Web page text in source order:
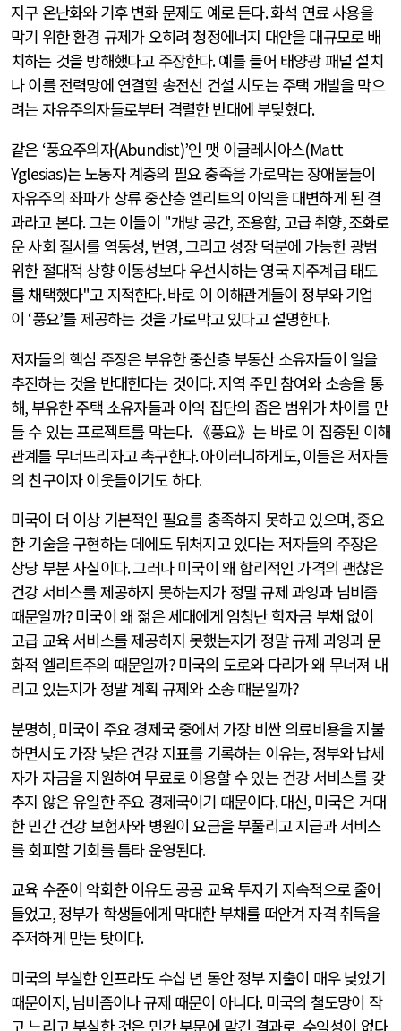
지구 온난화와 기후 변화 문제도 예로 든다.화석 연료 사용을
막기 위한 환경 규제가 오히려 청정에너지 대안을 대규모로 배
치하는 것을 방해했다고 주장한다.예를 들어 태양광 패널 설치
나 이를 전력망에 연결할 송전선 건설 시도는 주택 개발을 막으
려는 자유주의자들로부터 격렬한 반대에 부딪혔다.
같은 ‘풍요주의자(Abundist)’인 맷 이글레시아스(Matt
Yglesias)는 노동자 계층의 필요 충족을 가로막는 장애물들이
자유주의 좌파가 상류 중산층 엘리트의 이익을 대변하게 된 결
과라고 본다.그는 이들이 "개방 공간, 조용함, 고급 취향,조화로
운 사회 질서를 역동성, 번영,그리고 성장 덕분에 가능한 광범
위한 절대적 상향 이동성보다 우선시하는 영국 지주계급 태도
를 채택했다"고 지적한다.바로 이 이해관계들이 정부와 기업
이 ‘풍요’를 제공하는 것을 가로막고 있다고 설명한다.
저자들의 핵심 주장은 부유한 중산층 부동산 소유자들이 일을
추진하는 것을 반대한다는 것이다.지역 주민 참여와 소송을 통
해, 부유한 주택 소유자들과 이익 집단의 좁은 범위가 차이를 만
들 수 있는 프로젝트를 막는다. 《풍요》는 바로 이 집중된 이해
관계를 무너뜨리자고 촉구한다.아이러니하게도,이들은 저자들
의 친구이자 이웃들이기도 하다.
미국이 더 이상 기본적인 필요를 충족하지 못하고 있으며,중요
한 기술을 구현하는 데에도 뒤처지고 있다는 저자들의 주장은
상당 부분 사실이다.그러나 미국이 왜 합리적인 가격의 괜찮은
건강 서비스를 제공하지 못하는지가 정말 규제 과잉과 님비즘
때문일까?미국이 왜 젊은 세대에게 엄청난 학자금 부채 없이
고급 교육 서비스를 제공하지 못했는지가 정말 규제 과잉과 문
화적 엘리트주의 때문일까?미국의 도로와 다리가 왜 무너져 내
리고 있는지가 정말 계획 규제와 소송 때문일까?
분명히,미국이 주요 경제국 중에서 가장 비싼 의료비용을 지불
하면서도 가장 낮은 건강 지표를 기록하는 이유는, 정부와 납세
자가 자금을 지원하여 무료로 이용할 수 있는 건강 서비스를 갖
추지 않은 유일한 주요 경제국이기 때문이다.대신, 미국은 거대
한 민간 건강 보험사와 병원이 요금을 부풀리고 지급과 서비스
를 회피할 기회를 틈타 운영된다.
교육 수준이 악화한 이유도 공공 교육 투자가 지속적으로 줄어
들었고,정부가 학생들에게 막대한 부채를 떠안겨 자격 취득을
주저하게 만든 탓이다.
미국의 부실한 인프라도 수십 년 동안 정부 지출이 매우 낮았기
때문이지,님비즘이나 규제 때문이 아니다.미국의 철도망이 작
고 느리고 부실한 것은 민간 부문에 맡긴 결과로, 수익성이 없다